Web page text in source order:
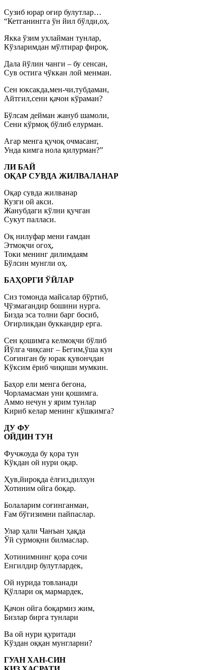
Сузиб юрар оғир булутлар…
“Кетганингга ўн йил бўлди,оҳ.
Якка ўзим ухлайман тунлар,
Кўзларимдан мўлтирар фироқ.
Дала йўлин чанги – бу сенсан,
Сув остига чўккан лой менман.
Сен юксакда,мен-чи,тубдаман,
Айтгил,сени қачон кўраман?
Бўлсам дейман жануб шамоли,
Сени кўрмоқ бўлиб елурман.
Агар менга қучоқ очмасанг,
Унда кимга нола қилурман?”
ЛИ БАЙ
ОҚАР СУВДА ЖИЛВАЛАНАР
Оқар сувда жилванар
Кузги ой акси.
Жанубдаги кўлни қучган
Сукут палласи.
Оқ нилуфар мени ғамдан
Этмоқчи огоҳ,
Токи менинг дилимдаям
Бўлсин мунгли оҳ.
БАҲОРГИ ЎЙЛАР
Сиз томонда майсалар бўртиб,
Чўзмагандир бошини нурга.
Бизда эса толни барг босиб,
Оғирликдан буккандир ерга.
Сен қошимга келмоқчи бўлиб
Йўлга чиқсанг – Бегим,ўша кун
Соғинган бу юрак қувончдан
Кўксим ёриб чиқиши мумкин.
Баҳор ели менга бегона,
Чорламасман уни қошимга.
Аммо нечун у ярим тунлар
Кириб келар менинг кўшкимга?
ДУ ФУ
ОЙДИН ТУН
Фучжоуда бу қора тун
Кўкдан ой нури оқар.
Ҳув,йироқда ёлғиз,дилхун
Хотиним ойга боқар.
Болаларим соғинганман,
Ғам бўгизимни пайпаслар.
Улар ҳали Чанъан ҳақда
Ўй сурмоқни билмаслар.
Хотинимнинг қора сочи
Енгилдир булутлардек,
Ой нурида товланади
Қўллари оқ мармардек,
Қачон ойга боқармиз жим,
Бизлар бирга тунлари
Ва ой нури қуритади
Кўздан оққан мунгларни?
ГУАН ХАН-СИН